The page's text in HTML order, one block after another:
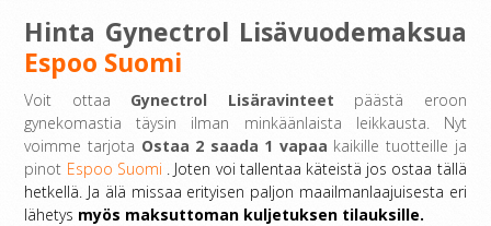
Hinta Gynectrol Lisävuodemaksua
Espoo Suomi
Voit ottaa Gynectrol Lisäravinteet päästä eroon
gynekomastia täysin ilman minkäänlaista leikkausta. Nyt
voimme tarjota Ostaa 2 saada 1 vapaa kaikille tuotteille ja
pinot Espoo Suomi
. Joten voi tallentaa käteistä jos ostaa tällä
hetkellä. Ja älä missaa erityisen paljon maailmanlaajuisesta eri
lähetys myös maksuttoman kuljetuksen tilauksille.